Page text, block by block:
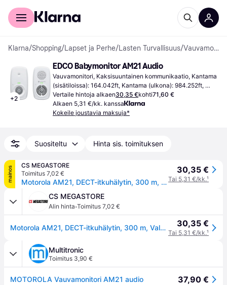
Kuluttajille
Klarna/Shopping/Lapset ja Perhe/Lasten Turvallisuus/ Vauvamonitorit
+2
EDCO Babymonitor AM21 Audio
Vauvamonitori, Kaksisuuntainen kommunikaatio, Kantama
(sisätiloissa): 164.042ft, Kantama (ulkona): 984.252ft,
Valkoinen
Vertaile hintoja alkaen30,35 €kohti71,60 €
Alkaen 5,31 €/kk. kanssa
Kokeile joustavia maksuja*
Suositeltu Hinta sis. toimituksen
mainos
CS MEGASTORE
Toimitus 7,02 €
Motorola AM21, DECT-itkuhälytin, 300 m, Valkoinen, Akku
30,35 €
Tai 5,31 €/kk.¹
CS MEGASTORE
Alin hinta·Toimitus 7,02 €
Motorola AM21, DECT-itkuhälytin, 300 m, Valkoinen, Akku 30,35 €
Tai 5,31 €/kk.¹
Multitronic
Toimitus 3,90 €
MOTOROLA Vauvamonitori AM21 audio 37,90 €